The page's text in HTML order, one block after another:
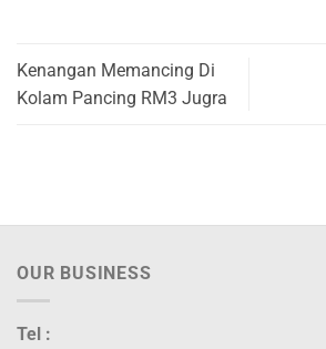
Kenangan Memancing Di
Kolam Pancing RM3 Jugra
OUR BUSINESS
Tel :